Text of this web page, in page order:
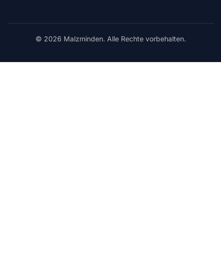
© 2026 Malzminden. Alle Rechte vorbehalten.